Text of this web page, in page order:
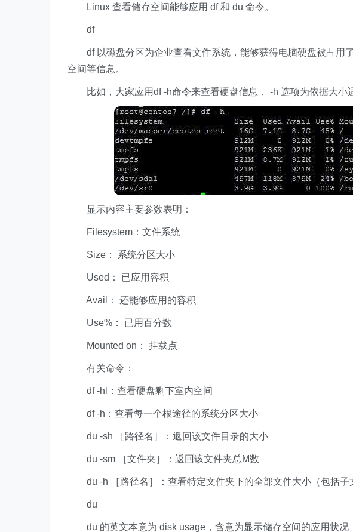
Linux 查看储存空间能够应用 df 和 du 命令。
df
df 以磁盘分区为企业查看文件系统，能够获得电脑硬盘被占用
空间等信息。
比如，大家应用df -h命令来查看硬盘信息， -h 选项为依据大小
显示内容主要参数表明：
Filesystem：文件系统
Size： 系统分区大小
Used： 已应用容积
Avail： 还能够应用的容积
Use%： 已用百分数
Mounted on： 挂载点
有关命令：
df -hl：查看硬盘剩下室内空间
df -h：查看每一个根途径的系统分区大小
du -sh ［路径名］：返回该文件目录的大小
du -sm ［文件夹］：返回该文件夹总M数
du -h ［路径名］：查看特定文件夹下的全部文件大小（包括子
du
du 的英文本意为 disk usage，含意为显示储存空间的应用状况